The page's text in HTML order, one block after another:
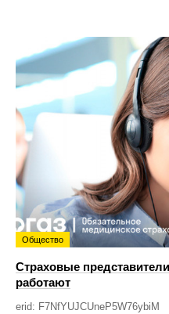
Общество
Страховые
работают
erid: F7NfYUJCUneP5W76ybiM